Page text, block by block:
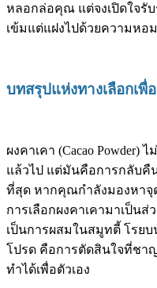
หลอกล่อคุณ แต่จงเปิดใจรั
เข้มแต่แฝงไปด้วยความห
บทสรุปแห่งทางเลือกเ
ผงคาเคา (Cacao Powder)
แล้วไป แต่มันคือการกลับคื
ที่สุด หากคุณกำลังมองหาจุ
การเลือกผงคาเคามาเป็น
เป็นการผสมในสมูทตี้ โรยบ
โปรด คือการตัดสินใจที่ช
ทำได้เพื่อตัวเอง